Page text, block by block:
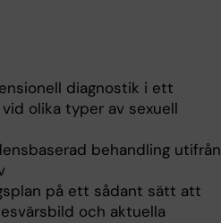
diagnostik i ett
olika typer av sexuell
behandling utifrån
på ett sådant sätt att
och aktuella